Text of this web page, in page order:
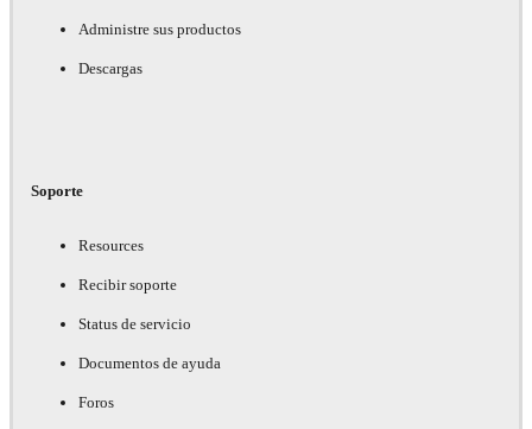
Administre sus productos
Descargas
Soporte
Resources
Recibir soporte
Status de servicio
Documentos de ayuda
Foros